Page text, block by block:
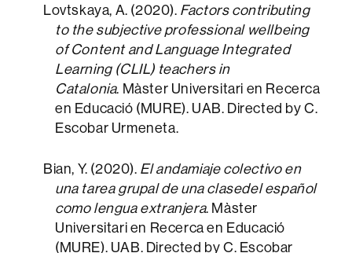
Lovtskaya, A. (2020). Factors contributing
to the subjective professional wellbeing
of Content and Language Integrated
Learning (CLIL) teachers in
Catalonia. Màster Universitari en Recerca
en Educació (MURE). UAB. Directed by C.
Escobar Urmeneta.
Bian, Y. (2020). El andamiaje colectivo en
una tarea grupal de una clasedel español
como lengua extranjera. Màster
Universitari en Recerca en Educació
(MURE). UAB. Directed by C. Escobar